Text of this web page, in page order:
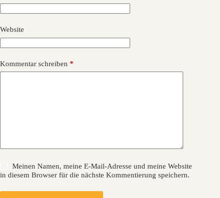
Website
Kommentar schreiben *
Meinen Namen, meine E-Mail-Adresse und meine Website
in diesem Browser für die nächste Kommentierung speichern.